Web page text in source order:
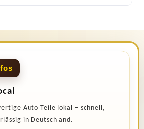
Auto Teile lokal – schnell,
in Deutschland.